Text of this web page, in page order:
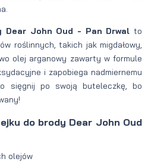
Dear John Oud - Pan Drwal to
roślinnych, takich jak migdałowy,
olej arganowy zawarty w formule
i zapobiega nadmiernemu
sięgnij po swoją buteleczkę, bo
do brody Dear John Oud
olejów